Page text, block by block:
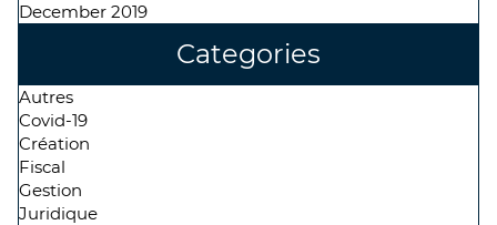
December 2019
Categories
Autres
Covid-19
Création
Fiscal
Gestion
Juridique